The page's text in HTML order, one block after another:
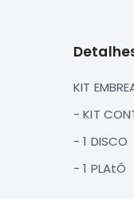
da
de
KIT
- KIT
- 1 DISCO
- 1 PLAtÔ